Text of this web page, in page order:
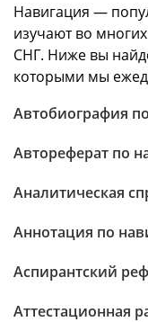
Навигация —
изучают во
СНГ. Ниже вы
которыми мы
Автобиография
Автореферат по
Аналитическая
Аннотация по
Аспирантский
Аттестационная